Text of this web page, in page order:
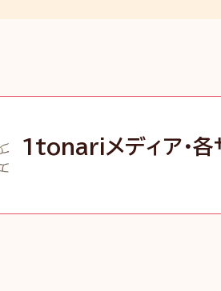
1tonariメディア・各